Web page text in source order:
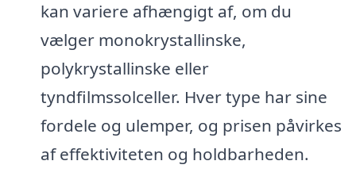
kan variere afhængigt af, om du
vælger monokrystallinske,
polykrystallinske eller
tyndfilmssolceller. Hver type har sine
fordele og ulemper, og prisen påvirkes
af effektiviteten og holdbarheden.